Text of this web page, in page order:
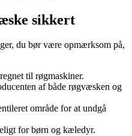
sikkert
du bør være opmærksom på,
til røgmaskiner.
af både røgvæsken og
område for at undgå
for børn og kæledyr.